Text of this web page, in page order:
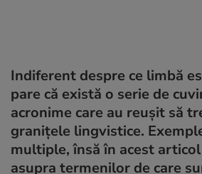
Indiferent despre ce limbă
pare că există o serie de
acronime care au reușit să
granițele lingvistice.
multiple, însă în acest
asupra termenilor de care